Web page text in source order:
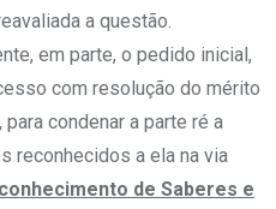
a questão.
em parte, o pedido inicial,
com resolução do mérito
condenar a parte ré a
reconhecidos a ela na via
de Saberes e